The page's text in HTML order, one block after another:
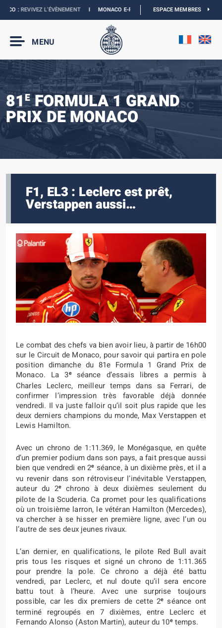
REVIVEZ L’ÉVÈNEMENTI MONACO E-PRIX 2027 : LES DATES SONT
ESPACE MEMBRES
MENU
81EFORMULA 1 GRAND
PRIX DE MONACO
F1, EL3 : Leclerc est prêt,
Verstappen aussi…
Le combat des chefs va bien avoir lieu, à partir de 16h00
sur le Circuit de Monaco, pour savoir qui partira en pole
position dimanche du 81e Formula 1 Grand Prix de
Monaco. La 3e séance d’essais libres a permis à
Charles Leclerc, meilleur temps dans sa Ferrari, de
confirmer l’impression très favorable déjà donnée
vendredi. Il va juste falloir qu’il soit plus rapide que les
deux derniers champions du monde, Max Verstappen et
Lewis Hamilton.
Avec un chrono de 1:11.369, le Monégasque, en quête
d’un premier podium dans son pays, a fait presque aussi
bien que vendredi en 2e séance, à un dixième près, et il a
vu revenir dans son rétroviseur l’inévitable Verstappen,
auteur du 2e chrono à deux dixièmes seulement du
pilote de la Scuderia. Ca promet pour les qualifications
où un troisième larron, le vétéran Hamilton (Mercedes),
va chercher à se hisser en première ligne, avec l’un ou
l’autre de ses deux jeunes rivaux.
L’an dernier, en qualifications, le pilote Red Bull avait
pris tous les risques et signé un chrono de 1:11.365
pour prendre la pole. Ce chrono a déjà été battu
vendredi, par Leclerc, et nul doute qu’il sera encore
battu tout à l’heure. Avec une surprise toujours
possible, car les dix premiers de cette 2e séance ont
terminé regroupés en 7 dixièmes, entre Leclerc et
Fernando Alonso (Aston Martin), auteur du 10etemps.